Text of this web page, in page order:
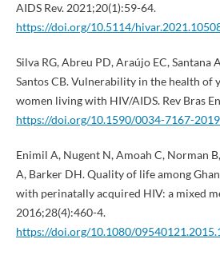
AIDS Rev. 2021;20(1):59-64.
https://doi.org/10.5114/
Silva RG, Abreu PD, Araújo EC, Santana
Santos CB. Vulnerability in the health of
women living with HIV/AIDS. Rev Bras
https://doi.org/10.1590/0034-7167-
Enimil A, Nugent N, Amoah C, Norman
A, Barker DH. Quality of life among
with perinatally acquired HIV: a mixed
2016;28(4):460-4.
https://doi.org/10.1080/